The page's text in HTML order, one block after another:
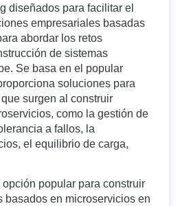
diseñados para facilitar el
empresariales basadas
abordar los retos
de sistemas
Se basa en el popular
soluciones para
surgen al construir
como la gestión de
a fallos, la
el equilibrio de carga,
popular para construir
basados en microservicios en